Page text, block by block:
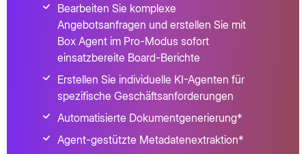
Bearbeiten Sie komplexe
Angebotsanfragen und erstellen Sie mit
Box Agent im Pro-Modus sofort
einsatzbereite Board-Berichte
Erstellen Sie individuelle KI-Agenten für
spezifische Geschäftsanforderungen
Automatisierte Dokumentgenerierung*
Agent-gestützte Metadatenextraktion*